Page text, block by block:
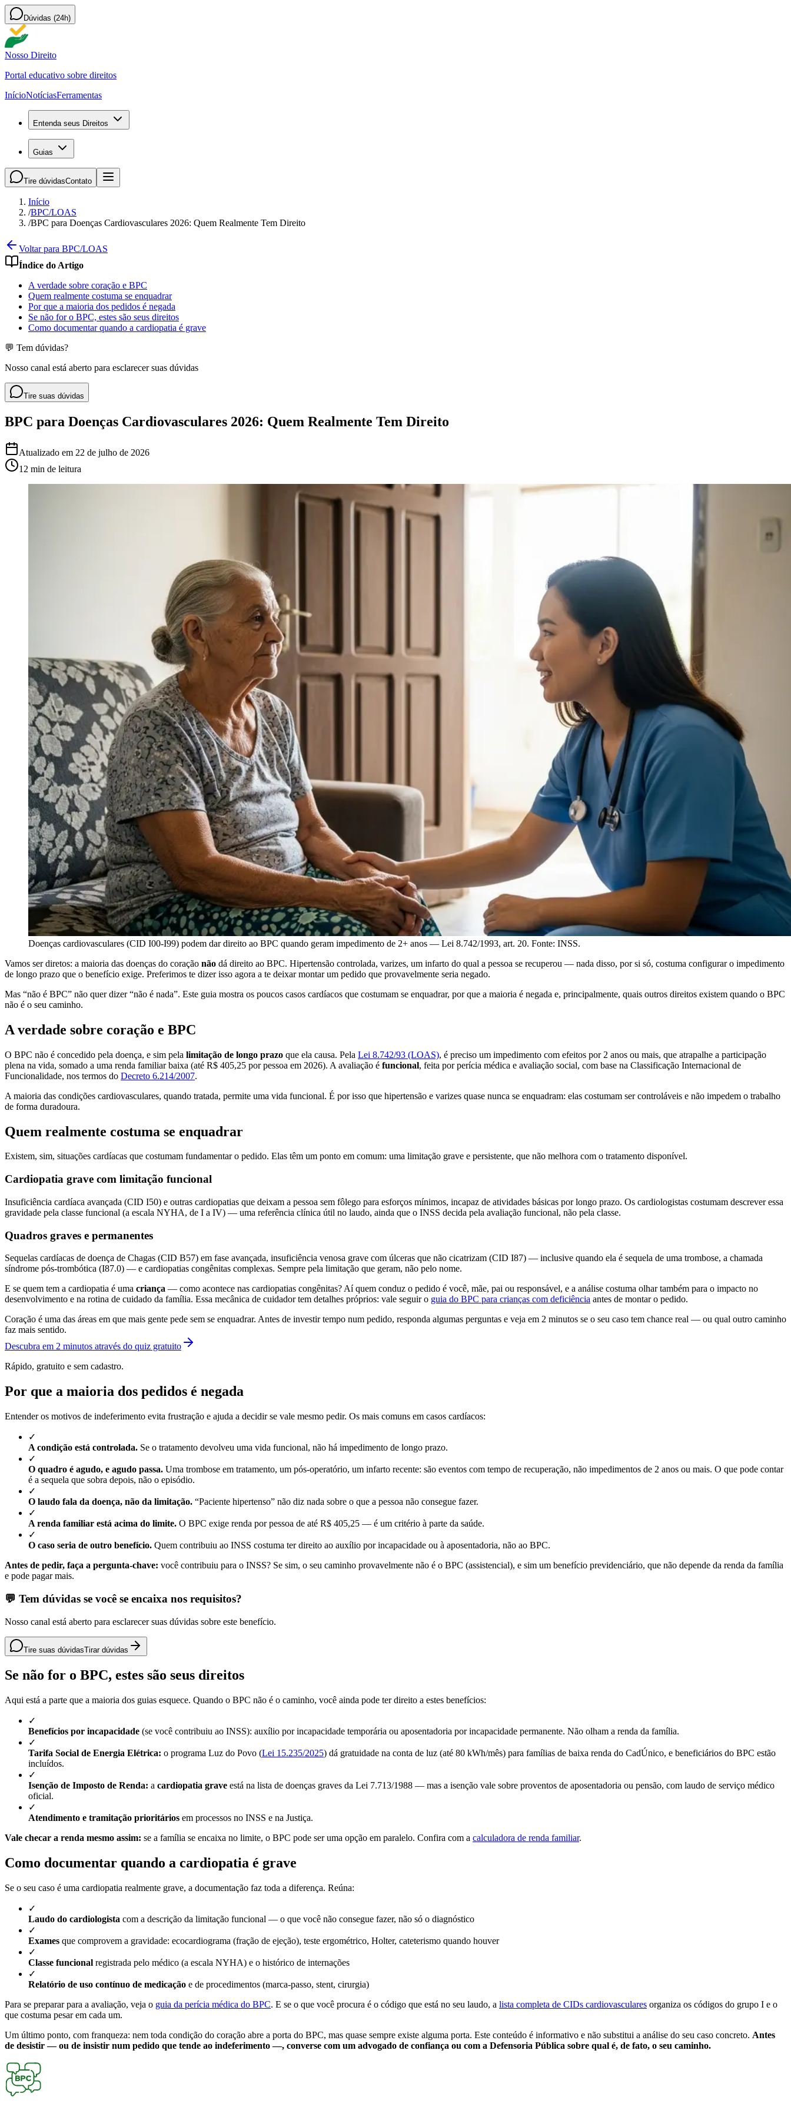
Dúvidas (24h)
Nosso Direito
Portal educativo sobre direitos
InícioNotíciasFerramentas
Entenda seus Direitos
Guias
Tire dúvidasContato
Início
/BPC/LOAS
/BPC para Doenças Cardiovasculares 2026: Quem Realmente Tem Direito
Voltar para BPC/LOAS
Índice do Artigo
A verdade sobre coração e BPC
Quem realmente costuma se enquadrar
Por que a maioria dos pedidos é negada
Se não for o BPC, estes são seus direitos
Como documentar quando a cardiopatia é grave
💬 Tem dúvidas?
Nosso canal está aberto para esclarecer suas dúvidas
Tire suas dúvidas
BPC para Doenças Cardiovasculares 2026: Quem Realmente Tem Direito
Atualizado em 22 de julho de 2026
12 min de leitura
Doenças cardiovasculares (CID I00-I99) podem dar direito ao BPC quando geram impedimento de 2+ anos — Lei 8.742/1993, art. 20. Fonte: INSS.
Vamos ser diretos: a maioria das doenças do coração não dá direito ao BPC. Hipertensão controlada, varizes, um infarto do qual a pessoa se recuperou — nada disso, por si só, costuma configurar o impedimento
de longo prazo que o benefício exige. Preferimos te dizer isso agora a te deixar montar um pedido que provavelmente seria negado.
Mas “não é BPC” não quer dizer “não é nada”. Este guia mostra os poucos casos cardíacos que costumam se enquadrar, por que a maioria é negada e, principalmente, quais outros direitos existem quando o BPC
não é o seu caminho.
A verdade sobre coração e BPC
O BPC não é concedido pela doença, e sim pela limitação de longo prazo que ela causa. Pela Lei 8.742/93 (LOAS), é preciso um impedimento com efeitos por 2 anos ou mais, que atrapalhe a participação
plena na vida, somado a uma renda familiar baixa (até R$ 405,25 por pessoa em 2026). A avaliação é funcional, feita por perícia médica e avaliação social, com base na Classificação Internacional de
Funcionalidade, nos termos do Decreto 6.214/2007.
A maioria das condições cardiovasculares, quando tratada, permite uma vida funcional. É por isso que hipertensão e varizes quase nunca se enquadram: elas costumam ser controláveis e não impedem o trabalho
de forma duradoura.
Quem realmente costuma se enquadrar
Existem, sim, situações cardíacas que costumam fundamentar o pedido. Elas têm um ponto em comum: uma limitação grave e persistente, que não melhora com o tratamento disponível.
Cardiopatia grave com limitação funcional
Insuficiência cardíaca avançada (CID I50) e outras cardiopatias que deixam a pessoa sem fôlego para esforços mínimos, incapaz de atividades básicas por longo prazo. Os cardiologistas costumam descrever essa
gravidade pela classe funcional (a escala NYHA, de I a IV) — uma referência clínica útil no laudo, ainda que o INSS decida pela avaliação funcional, não pela classe.
Quadros graves e permanentes
Sequelas cardíacas de doença de Chagas (CID B57) em fase avançada, insuficiência venosa grave com úlceras que não cicatrizam (CID I87) — inclusive quando ela é sequela de uma trombose, a chamada
síndrome pós-trombótica (I87.0) — e cardiopatias congênitas complexas. Sempre pela limitação que geram, não pelo nome.
E se quem tem a cardiopatia é uma criança — como acontece nas cardiopatias congênitas? Aí quem conduz o pedido é você, mãe, pai ou responsável, e a análise costuma olhar também para o impacto no
desenvolvimento e na rotina de cuidado da família. Essa mecânica de cuidador tem detalhes próprios: vale seguir o guia do BPC para crianças com deficiência antes de montar o pedido.
Coração é uma das áreas em que mais gente pede sem se enquadrar. Antes de investir tempo num pedido, responda algumas perguntas e veja em 2 minutos se o seu caso tem chance real — ou qual outro caminho
faz mais sentido.
Descubra em 2 minutos através do quiz gratuito
Rápido, gratuito e sem cadastro.
Por que a maioria dos pedidos é negada
Entender os motivos de indeferimento evita frustração e ajuda a decidir se vale mesmo pedir. Os mais comuns em casos cardíacos:
✓
A condição está controlada. Se o tratamento devolveu uma vida funcional, não há impedimento de longo prazo.
✓
O quadro é agudo, e agudo passa. Uma trombose em tratamento, um pós-operatório, um infarto recente: são eventos com tempo de recuperação, não impedimentos de 2 anos ou mais. O que pode contar
é a sequela que sobra depois, não o episódio.
✓
O laudo fala da doença, não da limitação. “Paciente hipertenso” não diz nada sobre o que a pessoa não consegue fazer.
✓
A renda familiar está acima do limite. O BPC exige renda por pessoa de até R$ 405,25 — é um critério à parte da saúde.
✓
O caso seria de outro benefício. Quem contribuiu ao INSS costuma ter direito ao auxílio por incapacidade ou à aposentadoria, não ao BPC.
Antes de pedir, faça a pergunta-chave: você contribuiu para o INSS? Se sim, o seu caminho provavelmente não é o BPC (assistencial), e sim um benefício previdenciário, que não depende da renda da família
e pode pagar mais.
💬 Tem dúvidas se você se encaixa nos requisitos?
Nosso canal está aberto para esclarecer suas dúvidas sobre este benefício.
Tire suas dúvidasTirar dúvidas
Se não for o BPC, estes são seus direitos
Aqui está a parte que a maioria dos guias esquece. Quando o BPC não é o caminho, você ainda pode ter direito a estes benefícios:
✓
Benefícios por incapacidade (se você contribuiu ao INSS): auxílio por incapacidade temporária ou aposentadoria por incapacidade permanente. Não olham a renda da família.
✓
Tarifa Social de Energia Elétrica: o programa Luz do Povo (Lei 15.235/2025) dá gratuidade na conta de luz (até 80 kWh/mês) para famílias de baixa renda do CadÚnico, e beneficiários do BPC estão
incluídos.
✓
Isenção de Imposto de Renda: a cardiopatia grave está na lista de doenças graves da Lei 7.713/1988 — mas a isenção vale sobre proventos de aposentadoria ou pensão, com laudo de serviço médico
oficial.
✓
Atendimento e tramitação prioritários em processos no INSS e na Justiça.
Vale checar a renda mesmo assim: se a família se encaixa no limite, o BPC pode ser uma opção em paralelo. Confira com a calculadora de renda familiar.
Como documentar quando a cardiopatia é grave
Se o seu caso é uma cardiopatia realmente grave, a documentação faz toda a diferença. Reúna:
✓
Laudo do cardiologista com a descrição da limitação funcional — o que você não consegue fazer, não só o diagnóstico
✓
Exames que comprovem a gravidade: ecocardiograma (fração de ejeção), teste ergométrico, Holter, cateterismo quando houver
✓
Classe funcional registrada pelo médico (a escala NYHA) e o histórico de internações
✓
Relatório de uso contínuo de medicação e de procedimentos (marca-passo, stent, cirurgia)
Para se preparar para a avaliação, veja o guia da perícia médica do BPC. E se o que você procura é o código que está no seu laudo, a lista completa de CIDs cardiovasculares organiza os códigos do grupo I e o
que costuma pesar em cada um.
Um último ponto, com franqueza: nem toda condição do coração abre a porta do BPC, mas quase sempre existe alguma porta. Este conteúdo é informativo e não substitui a análise do seu caso concreto. Antes
de desistir — ou de insistir num pedido que tende ao indeferimento —, converse com um advogado de confiança ou com a Defensoria Pública sobre qual é, de fato, o seu caminho.